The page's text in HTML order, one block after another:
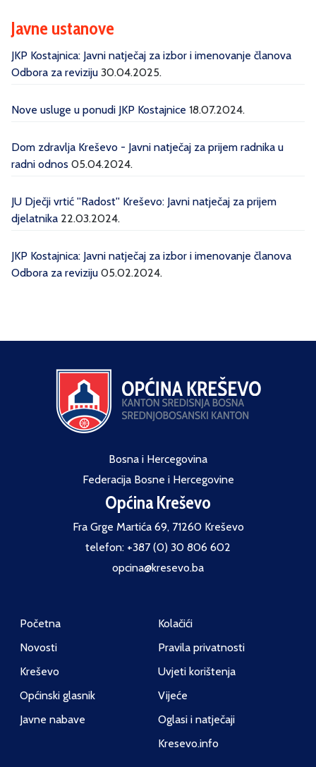
Javne ustanove
JKP Kostajnica: Javni natječaj za izbor i imenovanje članova
Odbora za reviziju 30.04.2025.
Nove usluge u ponudi JKP Kostajnice 18.07.2024.
Dom zdravlja Kreševo - Javni natječaj za prijem radnika u
radni odnos 05.04.2024.
JU Dječji vrtić ''Radost'' Kreševo: Javni natječaj za prijem
djelatnika 22.03.2024.
JKP Kostajnica: Javni natječaj za izbor i imenovanje članova
Odbora za reviziju 05.02.2024.
Bosna i Hercegovina
Federacija Bosne i Hercegovine
Općina Kreševo
Fra Grge Martića 69, 71260 Kreševo
telefon: +387 (0) 30 806 602
opcina@kresevo.ba
Početna
Novosti
Kreševo
Općinski glasnik
Javne nabave
Kolačići
Pravila privatnosti
Uvjeti korištenja
Vijeće
Oglasi i natječaji
Kresevo.info